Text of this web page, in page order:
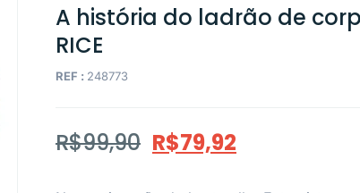
A história do ladrão de
RICE
REF : 248773
R$99,90 R$79,92